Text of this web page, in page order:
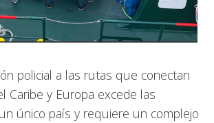
policial a las rutas que conectan
Caribe y Europa excede las
único país y requiere un complejo